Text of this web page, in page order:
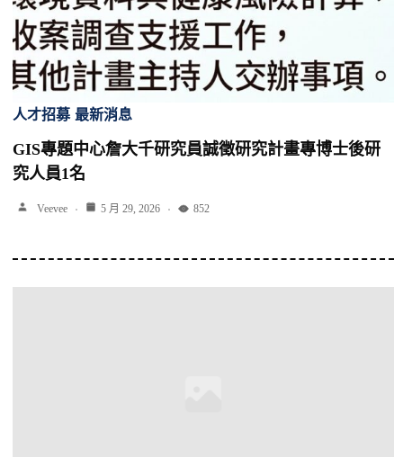
人才招募 最新消息
GIS專題中心詹大千研究員誠徵研究計畫專博士後研
究人員1名
Veevee 5 月 29, 2026 852